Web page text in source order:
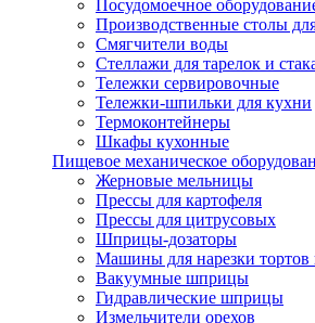
Посудомоечное
Производственные столы
Смягчители воды
Стеллажи для тарелок и
Тележки сервировочные
Тележки-шпильки для кухни
Термоконтейнеры
Шкафы кухонные
Пищевое механическое
Жерновые мельницы
Прессы для картофеля
Прессы для цитрусовых
Шприцы-дозаторы
Машины для нарезки тортов
Вакуумные шприцы
Гидравлические шприцы
Измельчители орехов